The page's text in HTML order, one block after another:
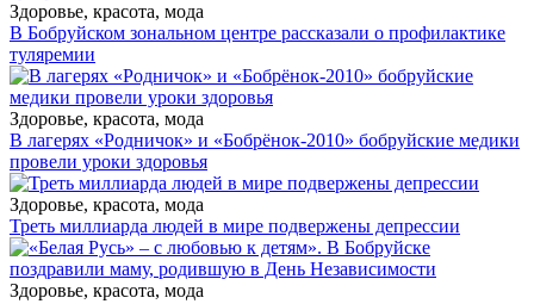
Здоровье, красота, мода
В Бобруйском зональном центре рассказали о профилактике
туляремии
Здоровье, красота, мода
В лагерях «Родничок» и «Бобрёнок-2010» бобруйские медики
провели уроки здоровья
Здоровье, красота, мода
Треть миллиарда людей в мире подвержены депрессии
Здоровье, красота, мода